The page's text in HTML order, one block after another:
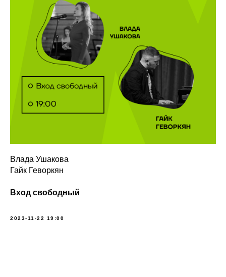
Влада Ушакова
Гайк Геворкян
Вход свободный
2023-11-22 19:00